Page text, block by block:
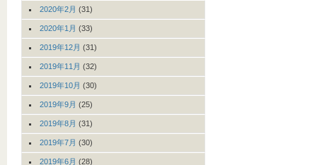
2020年2月 (31)
2020年1月 (33)
2019年12月 (31)
2019年11月 (32)
2019年10月 (30)
2019年9月 (25)
2019年8月 (31)
2019年7月 (30)
2019年6月 (28)